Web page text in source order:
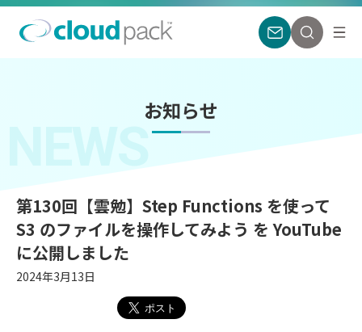
お知らせ
NEWS
第130回【雲勉】Step Functions を使って
S3 のファイルを操作してみよう を YouTube
に公開しました
2024年3月13日